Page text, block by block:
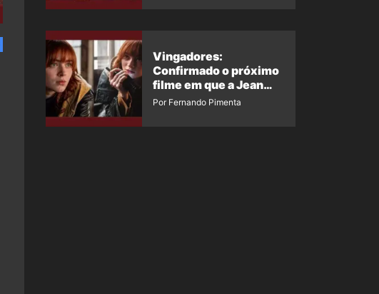
Vingadores:
Confirmado o próximo
filme em que a Jean
Grey irá aparecer
Por Fernando Pimenta